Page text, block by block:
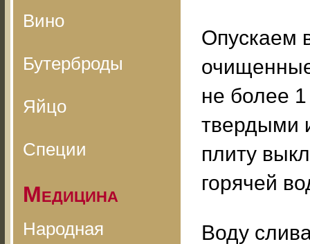
Вино
Бутерброды
Яйцо
Специи
Медицина
Народная
Опускаем
не более
твердыми
плиту
горячей
Воду